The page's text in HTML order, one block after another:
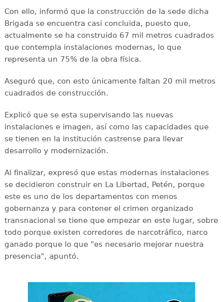
Con ello, informó que la construcción de la sede dicha
Brigada se encuentra casi concluida, puesto que,
actualmente se ha construido 67 mil metros cuadrados
que contempla instalaciones modernas, lo que
representa un 75% de la obra física.
Aseguró que, con esto únicamente faltan 20 mil metros
cuadrados de construcción.
Explicó que se esta supervisando las nuevas
instalaciones e imagen, así como las capacidades que
se tienen en la institución castrense para llevar
desarrollo y modernización.
Al finalizar, expresó que estas modernas instalaciones
se decidieron construir en La Libertad, Petén, porque
este es uno de los departamentos con menos
gobernanza y para contener el crimen organizado
transnacional se tiene que empezar en este lugar, sobre
todo porque existen corredores de narcotráfico, narco
ganado porque lo que "es necesario mejorar nuestra
presencia", apuntó.